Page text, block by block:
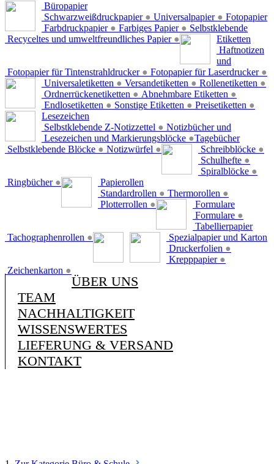
Büropapier
Schwarzweißdruckpapier ● Universalpapier ●
Farbdruckpapier ● Farbiges Papier ●
Recyceltes und umweltfreundliches Papier ●
Fotopapier
Fotopapier für Tintenstrahldrucker ● Fotopapier für Laserdrucker ●
Selbstklebende
Etiketten
Universaletiketten ● Versandetiketten ● Rollenetiketten ●
Ordnerrückenetiketten ● Abnehmbare Etiketten ●
Endlosetiketten ● Sonstige Etiketten ● Preisetiketten ●
Haftnotizen
und
Lesezeichen
Selbstklebende Z-Notizzettel ●
Lesezeichen und Markierungsblöcke ●
Selbstklebende Blöcke ● Notizwürfel ●
Notizbücher und
Tagebücher
Schreibblöcke ●
Schulhefte ●
Spiralblöcke ●
Ringbücher ●
Papierollen
Standardrollen ● Thermorollen ●
Plotterrollen ●
Formulare
Formulare ●
Tachographenrollen ●
Tabellierpapier
Spezialpapier und Karton
Druckerfolien ●
Krepppapier ●
Zeichenkarton ●
ÜBER UNS
TEAM
NACHHALTIGKEIT
WISSENSWERTES
LIEFERUNG & VERSAND
KONTAKT